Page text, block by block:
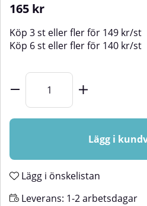
165 kr
Köp 3 st eller fler för 149 kr/st
Köp 6 st eller fler för 140 kr/st
Lägg i
Lägg i önskelistan
Leverans: 1-2 arbetsdagar